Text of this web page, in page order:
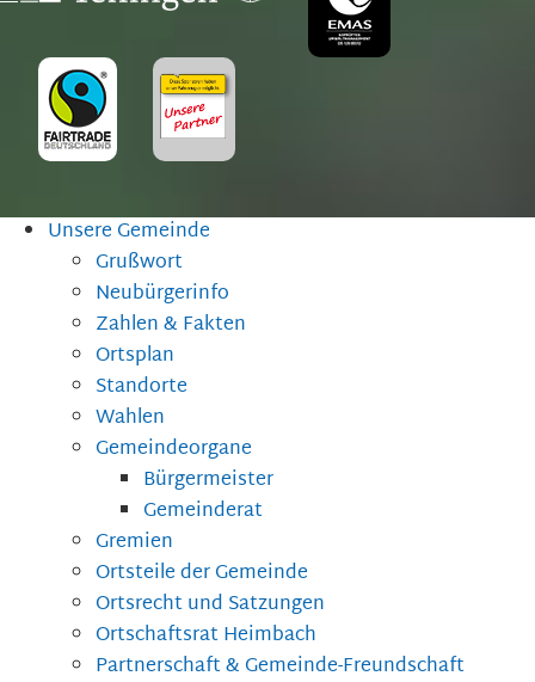
Unsere Gemeinde
Grußwort
Neubürgerinfo
Zahlen & Fakten
Ortsplan
Standorte
Wahlen
Gemeindeorgane
Bürgermeister
Gemeinderat
Gremien
Ortsteile der Gemeinde
Ortsrecht und Satzungen
Ortschaftsrat Heimbach
Partnerschaft & Gemeinde-Freundschaft